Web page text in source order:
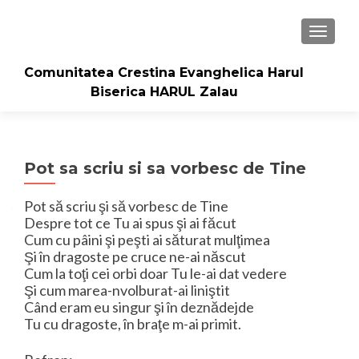
Comunitatea Crestina Evanghelica Harul
Biserica HARUL Zalau
Pot sa scriu si sa vorbesc de Tine
Pot să scriu şi să vorbesc de Tine
Despre tot ce Tu ai spus şi ai făcut
Cum cu pâini şi peşti ai săturat mulţimea
Şi în dragoste pe cruce ne-ai născut
Cum la toţi cei orbi doar Tu le-ai dat vedere
Şi cum marea-nvolburat-ai liniştit
Când eram eu singur şi în deznădejde
Tu cu dragoste, în braţe m-ai primit.